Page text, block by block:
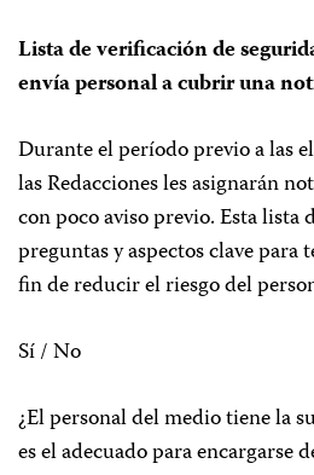
Lista de verificación de
envía personal a cubrir una
Durante el período previo a las
las Redacciones les asignarán
con poco aviso previo. Esta
preguntas y aspectos clave para
fin de reducir el riesgo del
Sí / No
¿El personal del medio tiene la
es el adecuado para encargarse